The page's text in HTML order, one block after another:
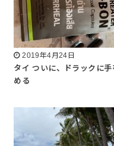
2019年4月24日
タイ ついに、ドラックに手
める